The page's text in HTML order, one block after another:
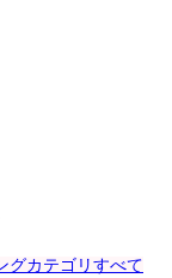
グカテゴリすべて